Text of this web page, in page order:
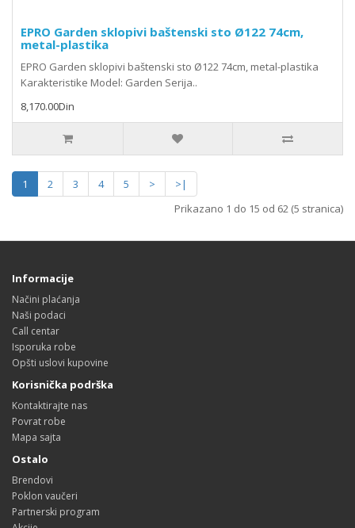
EPRO Garden sklopivi baštenski sto Ø122 74cm,
metal-plastika
EPRO Garden sklopivi baštenski sto Ø122 74cm, metal-plastika
Karakteristike Model: Garden Serija..
8,170.00Din
1 2 3 4 5 >
>|
Prikazano 1 do 15 od 62 (5 stranica)
Informacije
Načini plaćanja
Naši podaci
Call centar
Isporuka robe
Opšti uslovi kupovine
Korisnička podrška
Kontaktirajte nas
Povrat robe
Mapa sajta
Ostalo
Brendovi
Poklon vaučeri
Partnerski program